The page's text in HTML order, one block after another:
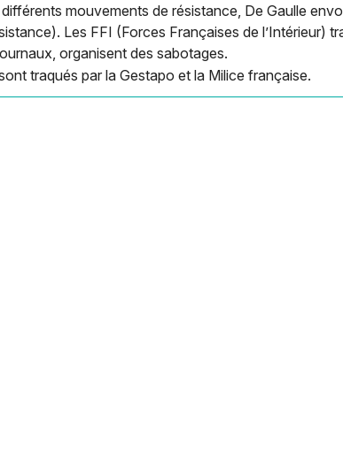
mouvements de résistance, De Gaulle
Les FFI (Forces Françaises de l’Intérieur)
organisent des sabotages.
traqués par la Gestapo et la Milice française.